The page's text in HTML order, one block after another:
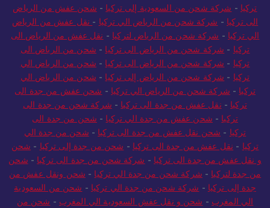
تركيا - شركة شحن من السعودية إلى تركيا - شحن عفش من الرياض
الى تركيا - شركة شحن من الرياض الي تركيا - نقل عفش من الرياض
الي تركيا - شركة شحن من الرياض لتركيا - نقل عفش من الرياض الى
تركيا - شركة شحن من الرياض الى تركيا - شحن من الرياض الى
تركيا - شركة شحن من الرياض الى تركيا - شحن من الرياض الي
تركيا - شركة شحن من الرياض إلى تركيا - شحن من الرياض الي
تركيا - شركة شحن من الرياض الي تركيا - شحن عفش من جدة الى
تركيا - نقل عفش من جدة الى تركيا - شركة شحن من جدة الى
تركيا - شحن عفش من جدة الي تركيا - شحن من جدة الى
تركيا - شحن نقل عفش من جدة الى تركيا - شحن من جدة الي
تركيا - نقل عفش من جدة الى تركيا - شحن من جدة إلى تركيا - شحن
و نقل عفش من جدة الى تركيا - شركة شحن من جدة الى تركيا - شحن
من جدة لتركيا - شركة شحن من جدة الي تركيا - شحن ونقل عفش من
جدة إلى تركيا - شركة شحن من جدة الي تركيا - شحن من السعودية
الي المغرب - شحن و نقل عفش السعودية الي المغرب - شحن من